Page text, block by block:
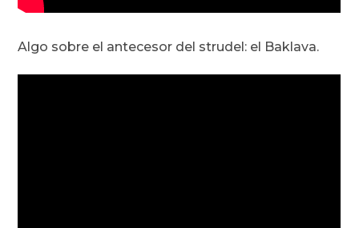
Algo sobre el antecesor del strudel: el Baklava.